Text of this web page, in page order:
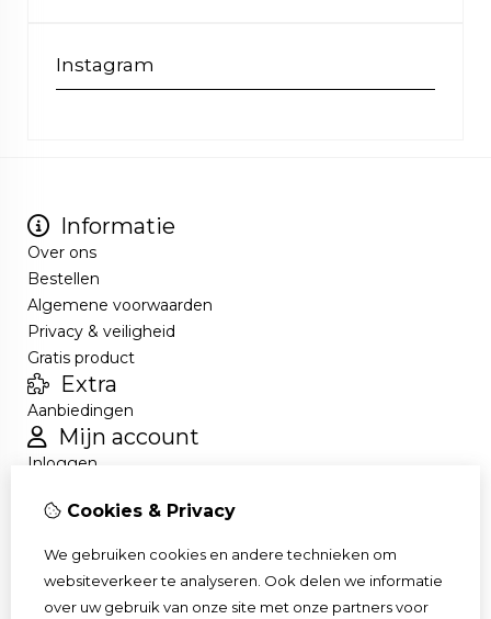
Instagram
Informatie
Over ons
Bestellen
Algemene voorwaarden
Privacy & veiligheid
Gratis product
Extra
Aanbiedingen
Mijn account
Inloggen
Nieuwsbrief
Klantenservice
Contact
Cookies & Privacy
We gebruiken cookies en andere technieken om
websiteverkeer te analyseren. Ook delen we informatie
over uw gebruik van onze site met onze partners voor